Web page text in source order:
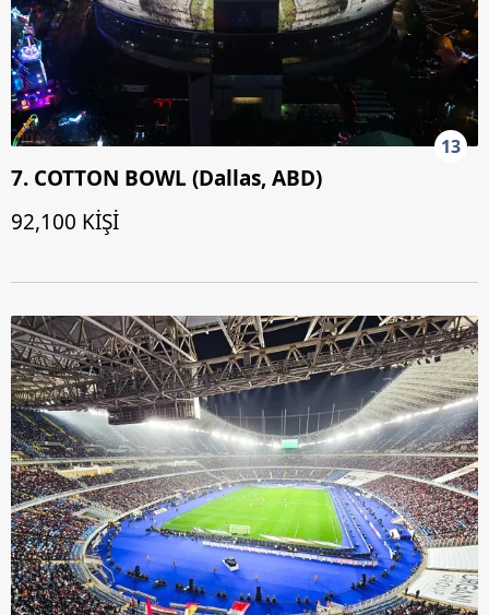
13
7. COTTON BOWL (Dallas, ABD)
92,100 KİŞİ